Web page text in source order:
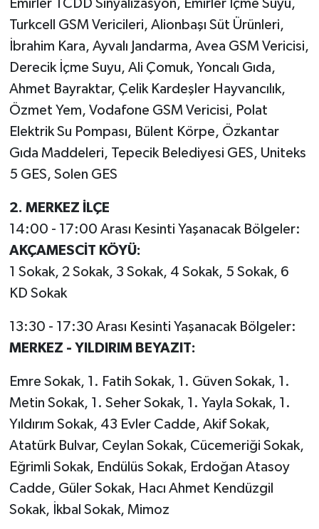
Emirler TCDD Sinyalizasyon, Emirler İçme Suyu,
Turkcell GSM Vericileri, Alionbaşı Süt Ürünleri,
İbrahim Kara, Ayvalı Jandarma, Avea GSM Vericisi,
Derecik İçme Suyu, Ali Çomuk, Yoncalı Gıda,
Ahmet Bayraktar, Çelik Kardeşler Hayvancılık,
Özmet Yem, Vodafone GSM Vericisi, Polat
Elektrik Su Pompası, Bülent Körpe, Özkantar
Gıda Maddeleri, Tepecik Belediyesi GES, Uniteks
5 GES, Solen GES
2. MERKEZ İLÇE
14:00 - 17:00 Arası Kesinti Yaşanacak Bölgeler:
AKÇAMESCİT KÖYÜ:
1 Sokak, 2 Sokak, 3 Sokak, 4 Sokak, 5 Sokak, 6
KD Sokak
13:30 - 17:30 Arası Kesinti Yaşanacak Bölgeler:
MERKEZ - YILDIRIM BEYAZIT:
Emre Sokak, 1. Fatih Sokak, 1. Güven Sokak, 1.
Metin Sokak, 1. Seher Sokak, 1. Yayla Sokak, 1.
Yıldırım Sokak, 43 Evler Cadde, Akif Sokak,
Atatürk Bulvar, Ceylan Sokak, Cücemeriği Sokak,
Eğrimli Sokak, Endülüs Sokak, Erdoğan Atasoy
Cadde, Güler Sokak, Hacı Ahmet Kendüzgil
Sokak, İkbal Sokak, Mimoz